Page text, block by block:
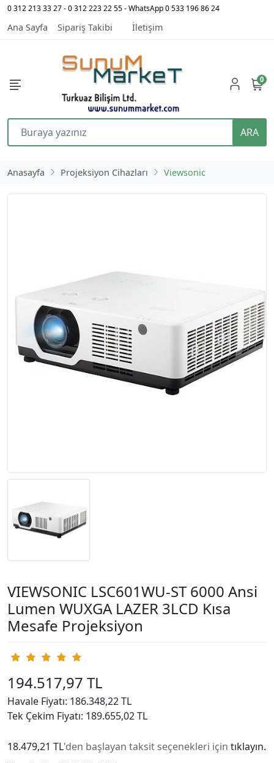
0 312 213 33 27 - 0 312 223 22 55 - WhatsApp 0 533 196 86 24
Ana Sayfa Sipariş Takibi İletişim
ARA
0
Anasayfa Projeksiyon Cihazları Viewsonic
VIEWSONIC LSC601WU-ST 6000 Ansi
Lumen WUXGA LAZER 3LCD Kısa
Mesafe Projeksiyon
194.517,97 TL
Havale Fiyatı: 186.348,22 TL
Tek Çekim Fiyatı: 189.655,02 TL
18.479,21 TL'den başlayan taksit seçenekleri için tıklayın.